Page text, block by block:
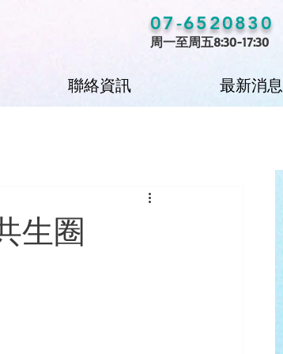
07-6520830
周一至周五8:30-17:30
聯絡資訊 最新消息
生圈